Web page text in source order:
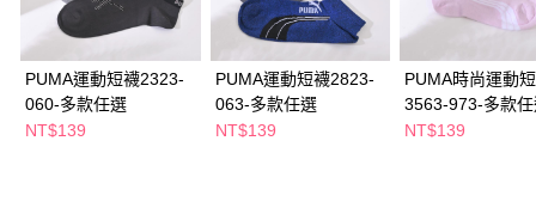
ATM／網路銀行／等多元方式進行付款，方視為交易完成。
※ 請注意：結帳手續完成當下不需立刻繳費，但若您需要取消訂單，請聯絡
後付繳納相關費用。
※ 交易是否成功請以「AFTEE先享後付 」之結帳頁面顯示為準，若有關於
客戶支援中心」
https://netprotections.freshdesk.com/support/home
萊爾富取貨付款
每筆NT$65，滿NT$490(含以上)免運費
付款後萊爾富取貨
每筆NT$65，滿NT$490(含以上)免運費
PUMA運動短襪2323-
060-多款任選
NT$139
PUMA運動短襪2823-
063-多款任選
NT$139
PUMA時尚運動
3563-973-多款
NT$139